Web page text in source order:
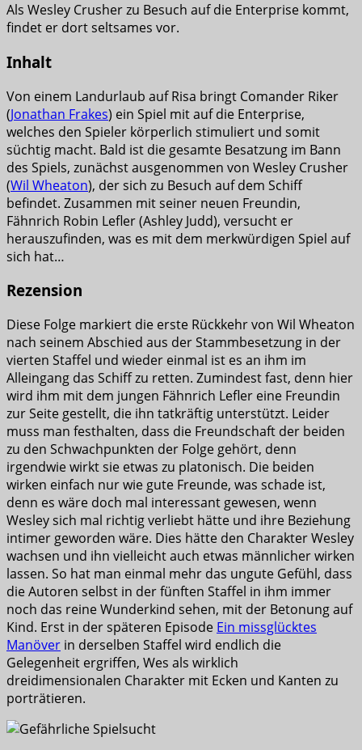
Als Wesley Crusher zu Besuch auf die Enterprise kommt,
findet er dort seltsames vor.
Inhalt
Von einem Landurlaub auf Risa bringt Comander Riker
(Jonathan Frakes) ein Spiel mit auf die Enterprise,
welches den Spieler körperlich stimuliert und somit
süchtig macht. Bald ist die gesamte Besatzung im Bann
des Spiels, zunächst ausgenommen von Wesley Crusher
(Wil Wheaton), der sich zu Besuch auf dem Schiff
befindet. Zusammen mit seiner neuen Freundin,
Fähnrich Robin Lefler (Ashley Judd), versucht er
herauszufinden, was es mit dem merkwürdigen Spiel auf
sich hat…
Rezension
Diese Folge markiert die erste Rückkehr von Wil Wheaton
nach seinem Abschied aus der Stammbesetzung in der
vierten Staffel und wieder einmal ist es an ihm im
Alleingang das Schiff zu retten. Zumindest fast, denn hier
wird ihm mit dem jungen Fähnrich Lefler eine Freundin
zur Seite gestellt, die ihn tatkräftig unterstützt. Leider
muss man festhalten, dass die Freundschaft der beiden
zu den Schwachpunkten der Folge gehört, denn
irgendwie wirkt sie etwas zu platonisch. Die beiden
wirken einfach nur wie gute Freunde, was schade ist,
denn es wäre doch mal interessant gewesen, wenn
Wesley sich mal richtig verliebt hätte und ihre Beziehung
intimer geworden wäre. Dies hätte den Charakter Wesley
wachsen und ihn vielleicht auch etwas männlicher wirken
lassen. So hat man einmal mehr das ungute Gefühl, dass
die Autoren selbst in der fünften Staffel in ihm immer
noch das reine Wunderkind sehen, mit der Betonung auf
Kind. Erst in der späteren Episode Ein missglücktes
Manöver in derselben Staffel wird endlich die
Gelegenheit ergriffen, Wes als wirklich
dreidimensionalen Charakter mit Ecken und Kanten zu
porträtieren.